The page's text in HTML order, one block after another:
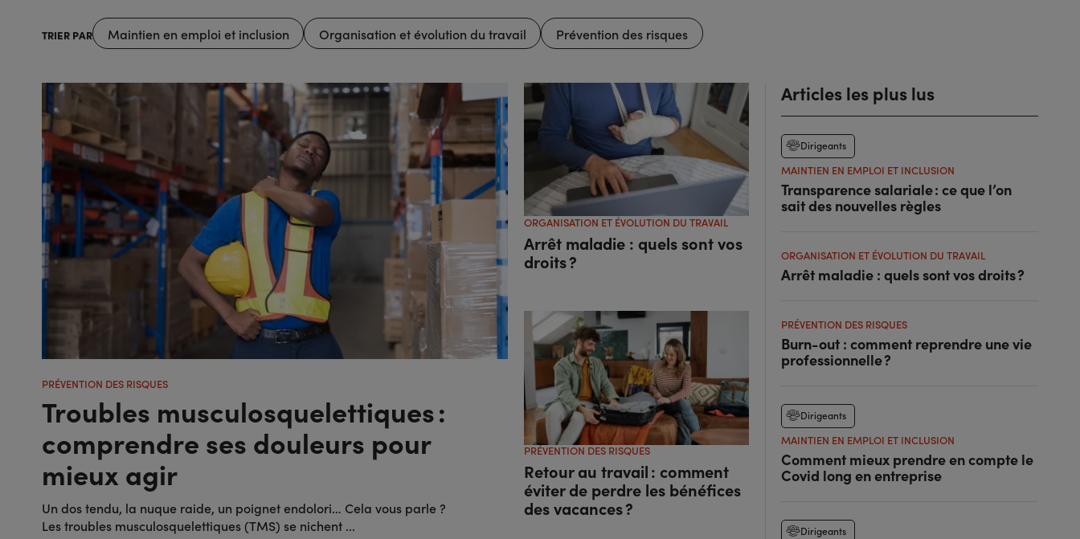
TRIER PAR Maintien en emploi et inclusion Organisation et évolution du travail Prévention des risques
Troubles musculosquelettiques :
comprendre ses douleurs pour
mieux agir
PRÉVENTION DES RISQUES
Un dos tendu, la nuque raide, un poignet endolori… Cela vous parle ?
Les troubles musculosquelettiques (TMS) se nichent ...
Arrêt maladie : quels sont vos
droits ?
ORGANISATION ET ÉVOLUTION DU TRAVAIL
Retour au travail : comment
éviter de perdre les bénéfices
des vacances ?
PRÉVENTION DES RISQUES
Articles les plus lus
Dirigeants
Transparence salariale : ce que l’on
sait des nouvelles règles
MAINTIEN EN EMPLOI ET INCLUSION
Arrêt maladie : quels sont vos droits ?
ORGANISATION ET ÉVOLUTION DU TRAVAIL
Burn-out : comment reprendre une vie
professionnelle ?
PRÉVENTION DES RISQUES
Dirigeants
Comment mieux prendre en compte le
Covid long en entreprise
MAINTIEN EN EMPLOI ET INCLUSION
Dirigeants